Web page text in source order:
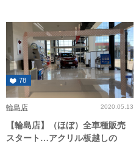
78
輪島店 2020.05.13
【輪島店】（ほぼ）全車種販売
スタート…アクリル板越しの